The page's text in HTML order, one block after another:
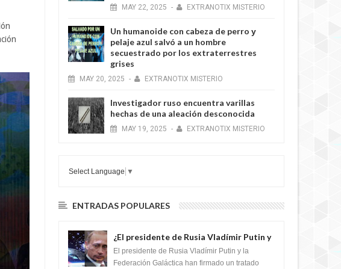
MAY 22, 2025 - EXTRANOTIX MISTERIO
Un humanoide con cabeza de perro у
pelaje azul salvó a un hombre
secuestrado por los extraterrestres
grises
MAY 20, 2025 - EXTRANOTIX MISTERIO
Investigador ruso encuentra varillas
hechas de una aleación desconocida
MAY 19, 2025 - EXTRANOTIX MISTERIO
Select Language ▼
ENTRADAS POPULARES
¿El presidente de Rusia Vladímir Putin y
la Federación Galactica han firmado un
tratado para acabar con los Sionistas?
El presidente de Rusia Vladímir Putin y la
Federación Galáctica han firmado un tratado